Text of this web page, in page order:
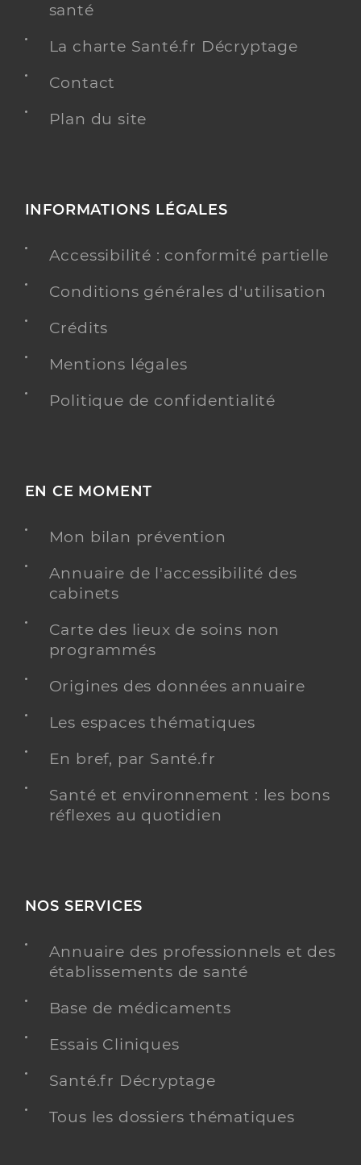
santé
La charte Santé.fr Décryptage
Contact
Plan du site
INFORMATIONS LÉGALES
Accessibilité : conformité partielle
Conditions générales d'utilisation
Crédits
Mentions légales
Politique de confidentialité
EN CE MOMENT
Mon bilan prévention
Annuaire de l'accessibilité des
cabinets
Carte des lieux de soins non
programmés
Origines des données annuaire
Les espaces thématiques
En bref, par Santé.fr
Santé et environnement : les bons
réflexes au quotidien
NOS SERVICES
Annuaire des professionnels et des
établissements de santé
Base de médicaments
Essais Cliniques
Santé.fr Décryptage
Tous les dossiers thématiques